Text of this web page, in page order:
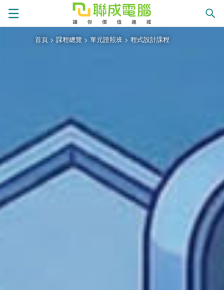
首頁 > 課程總覽 > 單元證照班 > 程式設計課程